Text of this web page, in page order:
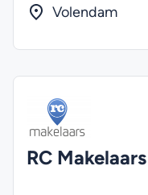
Volendam
RC Makelaars